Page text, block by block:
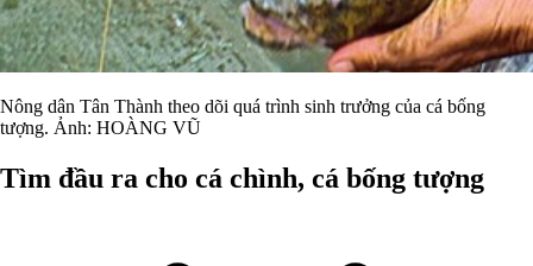
Nông dân Tân Thành theo dõi quá trình sinh trưởng của cá bống
tượng. Ảnh: HOÀNG VŨ
Tìm đầu ra cho cá chình, cá bống tượng